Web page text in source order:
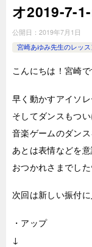
オ2019-7-
公開日： 2019年7月1日
宮崎あゆみ先生のレッス
こんにちは！宮崎
早く動かすアイソ
そしてダンスもつ
音楽ゲームのダンス
あとは表情などを
おつかれさまでし
次回は新しい振付
・アップ
↓